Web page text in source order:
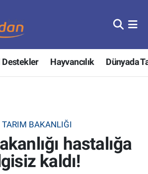
Destekler Hayvancılık Dünyada
TARIM BAKANLIĞI
hastalığa
kaldı!